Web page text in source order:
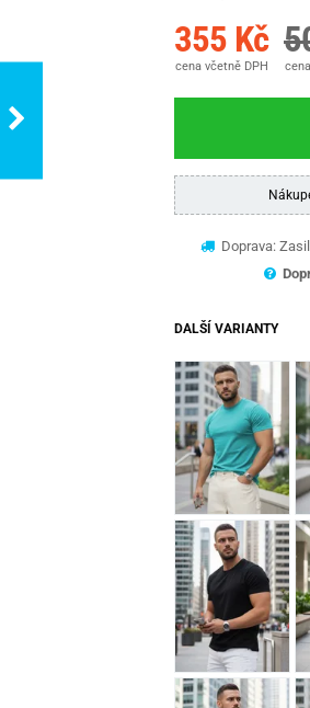
355 Kč
cena včetně DPH
Doprava:
DALŠÍ VARIANTY